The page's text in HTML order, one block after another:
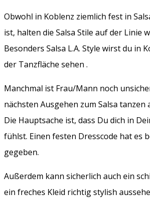
Obwohl in Koblenz ziemlich fest in
ist, halten die Salsa Stile auf der Linie
Besonders Salsa L.A. Style wirst du in
der Tanzfläche sehen .
Manchmal ist Frau/Mann noch
nächsten Ausgehen zum Salsa tanzen
Die Hauptsache ist, dass Du dich in
fühlst. Einen festen Dresscode hat es
gegeben.
Außerdem kann sicherlich auch ein
ein freches Kleid richtig stylish